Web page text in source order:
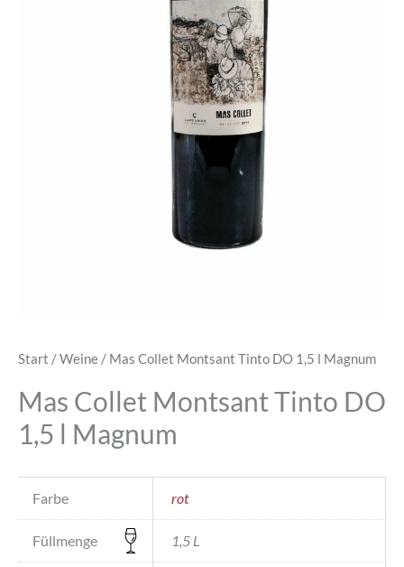
Start /Weine / Mas Collet Montsant Tinto DO 1,5 l Magnum
Mas Collet Montsant Tinto DO
1,5 l Magnum
Farbe rot
Füllmenge 1,5 L